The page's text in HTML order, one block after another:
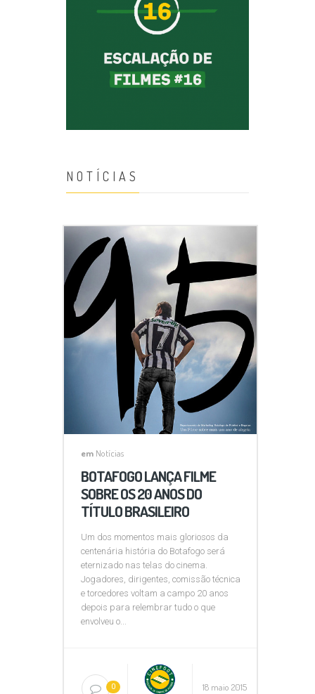
NOTÍCIAS
em Notícias
BOTAFOGO LANÇA FILME
SOBRE OS 20 ANOS DO
TÍTULO BRASILEIRO
Um dos momentos mais gloriosos da
centenária história do Botafogo será
eternizado nas telas do cinema.
Jogadores, dirigentes, comissão técnica
e torcedores voltam a campo 20 anos
depois para relembrar tudo o que
envolveu o...
0 18 maio 2015